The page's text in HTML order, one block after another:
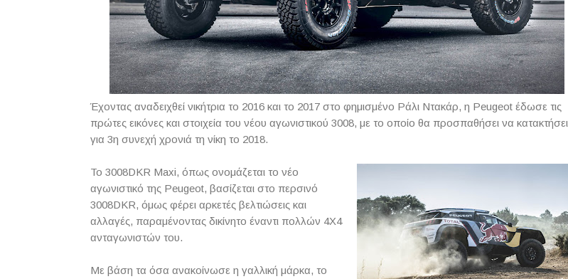
Έχοντας αναδειχθεί νικήτρια το 2016 και το 2017 στο φημισμένο Ράλι Ντακάρ, η Peugeot έδωσε τις
πρώτες εικόνες και στοιχεία του νέου αγωνιστικού 3008, με το οποίο θα προσπαθήσει να κατακτήσει
για 3η συνεχή χρονιά τη νίκη το 2018.
To 3008DKR Maxi, όπως ονομάζεται το νέο
αγωνιστικό της Peugeot, βασίζεται στο περσινό
3008DKR, όμως φέρει αρκετές βελτιώσεις και
αλλαγές, παραμένοντας δικίνητο έναντι πολλών 4Χ4
ανταγωνιστών του.
Με βάση τα όσα ανακοίνωσε η γαλλική μάρκα, το